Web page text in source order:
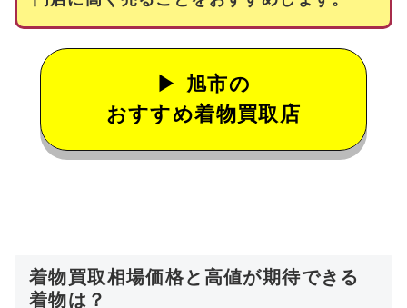
旭市の
おすすめ着物買取店
着物買取相場価格と高値が期待できる
着物は？